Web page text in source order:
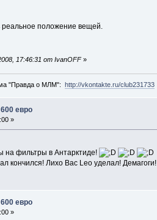
реальное положение вещей.
17:46:31 от IvanOFF»
"Правда о МЛМ": http://vkontakte.ru/club231733
евро
»
на фильтры в Антарктиде!
кончился! Лихо Вас Leo уделал! Демагоги!
евро
»